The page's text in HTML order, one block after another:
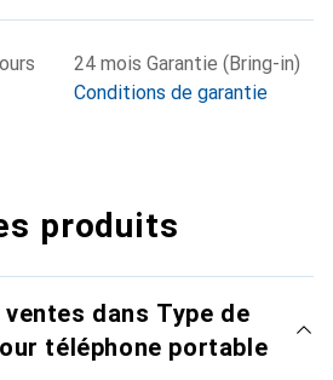
24 mois Garantie (Bring-in)
Conditions de garantie
produits
dans Type de
téléphone portable